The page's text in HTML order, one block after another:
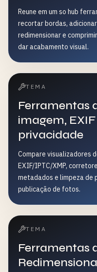
Reune em um so hub
recortar bordas,
redimensionar e
dar acabamento visual.
TEMA
Ferramentas
imagem,
privacidade
Compare visualizadores
EXIF/IPTC/XMP,
metadados e limpeza de
publicação de fotos.
TEMA
Ferramentas